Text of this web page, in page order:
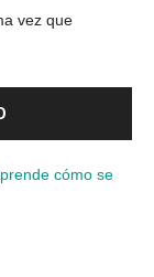
vez que
cómo se